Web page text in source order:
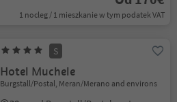
1 nocleg / 1 mieszkanie w tym podatek VAT
S
Hotel Muchele
Burgstall/Postal, Meran/Merano and environs